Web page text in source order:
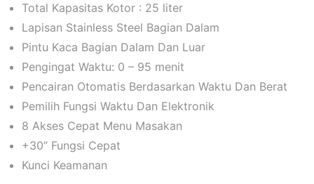
Total Kapasitas Kotor : 25 liter
Lapisan Stainless Steel Bagian Dalam
Pintu Kaca Bagian Dalam Dan Luar
Pengingat Waktu: 0 – 95 menit
Pencairan Otomatis Berdasarkan Waktu Dan Berat
Pemilih Fungsi Waktu Dan Elektronik
8 Akses Cepat Menu Masakan
+30” Fungsi Cepat
Kunci Keamanan